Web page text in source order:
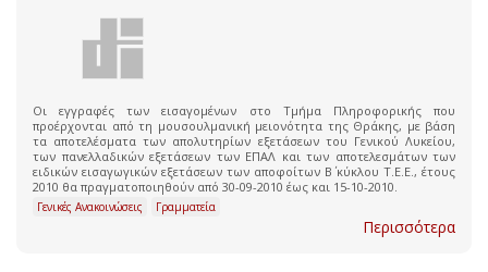
Οι εγγραφές των εισαγομένων στο Τμήμα Πληροφορικής που
προέρχονται από τη μουσουλμανική μειονότητα της Θράκης, με βάση
τα αποτελέσματα των απολυτηρίων εξετάσεων του Γενικού Λυκείου,
των πανελλαδικών εξετάσεων των ΕΠΑΛ και των αποτελεσμάτων των
ειδικών εισαγωγικών εξετάσεων των αποφοίτων Β΄ κύκλου Τ.Ε.Ε., έτους
2010 θα πραγματοποιηθούν από 30-09-2010 έως και 15-10-2010.
Γενικές Ανακοινώσεις Γραμματεία
Περισσότερα